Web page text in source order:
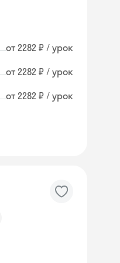
от 2282 ₽ / урок
от 2282 ₽ / урок
от 2282 ₽ / урок